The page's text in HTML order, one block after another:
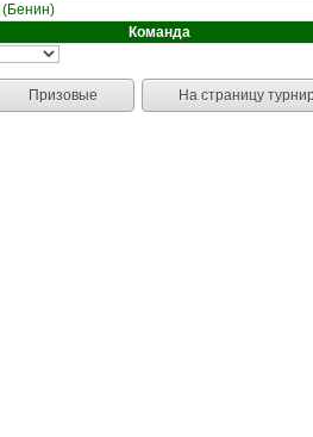
(Бенин)
Команда
Призовые На страницу